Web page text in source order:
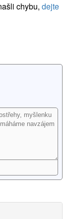
chybu, dejte